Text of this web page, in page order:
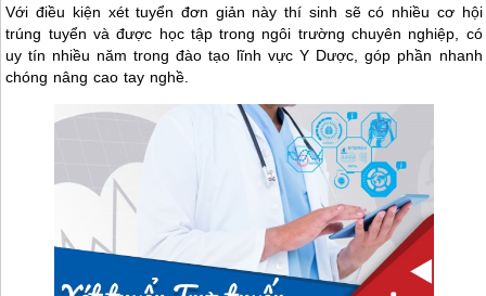
Với điều kiện xét tuyển đơn giản này thí sinh sẽ có nhiều cơ hội
trúng tuyển và được học tập trong ngôi trường chuyên nghiệp, có
uy tín nhiều năm trong đào tạo lĩnh vực Y Dược, góp phần nhanh
chóng nâng cao tay nghề.